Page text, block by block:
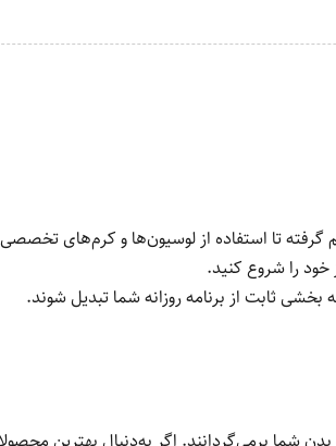
گرفته تا استفاده از لوسیون‌ها و کرم‌های
را شروع کنید.
ثابت از برنامه روزانه شما تبدیل شوند.